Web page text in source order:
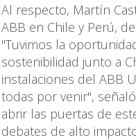
Al respecto, Martín
ABB en Chile y Perú,
"Tuvimos la
sostenibilidad junto a
instalaciones del ABB
todas por venir",
abrir las puertas de
debates de alto